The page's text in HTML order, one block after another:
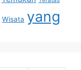
Wisata yang